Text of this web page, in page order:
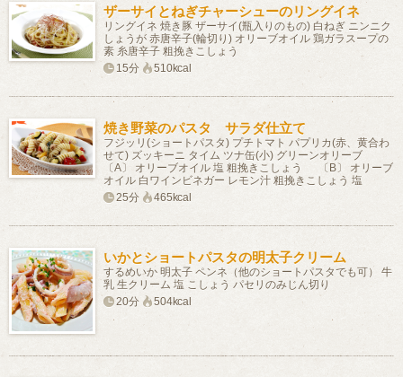
ザーサイとねぎチャーシューのリングイネ
リングイネ 焼き豚 ザーサイ(瓶入りのもの) 白ねぎ ニンニク
しょうが 赤唐辛子(輪切り) オリーブオイル 鶏ガラスープの
素 糸唐辛子 粗挽きこしょう
15分
510kcal
焼き野菜のパスタ サラダ仕立て
フジッリ(ショートパスタ) プチトマト パプリカ(赤、黄合わ
せて) ズッキーニ タイム ツナ缶(小) グリーンオリーブ
〔A〕 オリーブオイル 塩 粗挽きこしょう 〔B〕 オリーブ
オイル 白ワインビネガー レモン汁 粗挽きこしょう 塩
25分
465kcal
いかとショートパスタの明太子クリーム
するめいか 明太子 ペンネ（他のショートパスタでも可） 牛
乳 生クリーム 塩 こしょう パセリのみじん切り
20分
504kcal